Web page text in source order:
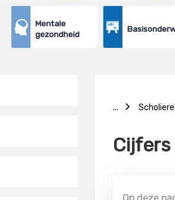
Mentale
gezondheid
...
Cijfers